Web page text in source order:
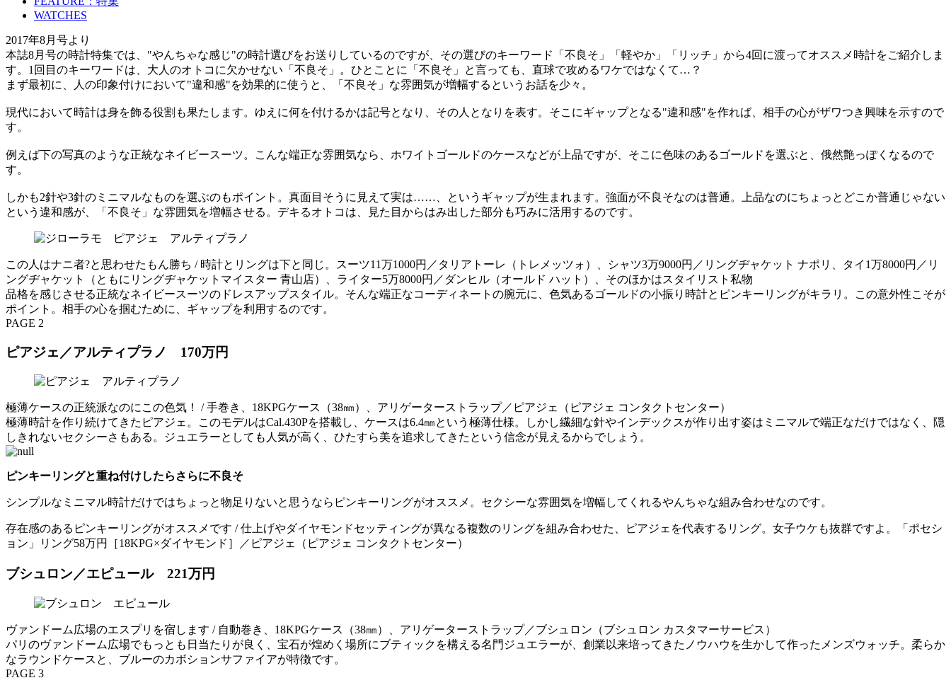
WATCHES
2017年8月号より
本誌8月号の時計特集では、"やんちゃな感じ"の時計選びをお送りしているのですが、その選びのキーワード「不良そ」「軽やか」「リッチ」から4回に渡ってオススメ時計をご紹介しま
す。1回目のキーワードは、大人のオトコに欠かせない「不良そ」。ひとことに「不良そ」と言っても、直球で攻めるワケではなくて…？
まず最初に、人の印象付けにおいて"違和感"を効果的に使うと、「不良そ」な雰囲気が増幅するというお話を少々。
現代において時計は身を飾る役割も果たします。ゆえに何を付けるかは記号となり、その人となりを表す。そこにギャップとなる"違和感"を作れば、相手の心がザワつき興味を示すので
す。
例えば下の写真のような正統なネイビースーツ。こんな端正な雰囲気なら、ホワイトゴールドのケースなどが上品ですが、そこに色味のあるゴールドを選ぶと、俄然艶っぽくなるので
す。
しかも2針や3針のミニマルなものを選ぶのもポイント。真面目そうに見えて実は……、というギャップが生まれます。強面が不良そなのは普通。上品なのにちょっとどこか普通じゃない
という違和感が、「不良そ」な雰囲気を増幅させる。デキるオトコは、見た目からはみ出した部分も巧みに活用するのです。
この人はナニ者?と思わせたもん勝ち / 時計とリングは下と同じ。スーツ11万1000円／タリアトーレ（トレメッツォ）、シャツ3万9000円／リングヂャケット ナポリ、タイ1万8000円／リ
ングヂャケット（ともにリングヂャケットマイスター 青山店）、ライター5万8000円／ダンヒル（オールド ハット）、そのほかはスタイリスト私物
品格を感じさせる正統なネイビースーツのドレスアップスタイル。そんな端正なコーディネートの腕元に、色気あるゴールドの小振り時計とピンキーリングがキラリ。この意外性こそが
ポイント。相手の心を掴むために、ギャップを利用するのです。
PAGE 2
ピアジェ／アルティプラノ 170万円
極薄ケースの正統派なのにこの色気！ / 手巻き、18KPGケース（38㎜）、アリゲーターストラップ／ピアジェ（ピアジェ コンタクトセンター）
極薄時計を作り続けてきたピアジェ。このモデルはCal.430Pを搭載し、ケースは6.4㎜という極薄仕様。しかし繊細な針やインデックスが作り出す姿はミニマルで端正なだけではなく、隠
しきれないセクシーさもある。ジュエラーとしても人気が高く、ひたすら美を追求してきたという信念が見えるからでしょう。
ピンキーリングと重ね付けしたらさらに不良そ
シンプルなミニマル時計だけではちょっと物足りないと思うならピンキーリングがオススメ。セクシーな雰囲気を増幅してくれるやんちゃな組み合わせなのです。
存在感のあるピンキーリングがオススメです / 仕上げやダイヤモンドセッティングが異なる複数のリングを組み合わせた、ピアジェを代表するリング。女子ウケも抜群ですよ。「ポセシ
ョン」リング58万円［18KPG×ダイヤモンド］／ピアジェ（ピアジェ コンタクトセンター）
ブシュロン／エピュール 221万円
ヴァンドーム広場のエスプリを宿します / 自動巻き、18KPGケース（38㎜）、アリゲーターストラップ／ブシュロン（ブシュロン カスタマーサービス）
パリのヴァンドーム広場でもっとも日当たりが良く、宝石が煌めく場所にブティックを構える名門ジュエラーが、創業以来培ってきたノウハウを生かして作ったメンズウォッチ。柔らか
なラウンドケースと、ブルーのカボションサファイアが特徴です。
PAGE 3